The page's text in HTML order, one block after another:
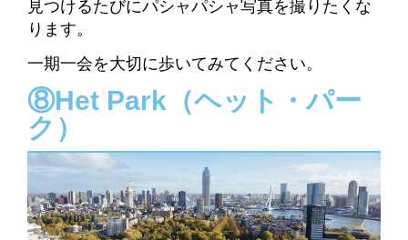
見つけるたびにパシャパシャ写真を撮りたくな
ります。
一期一会を大切に歩いてみてください。
⑧Het Park（ヘット・パー
ク）